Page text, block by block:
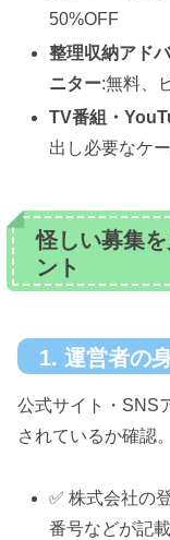
50%OFF
整理収納アド
ニター:無料、
TV番組・
出し必要なケ
怪しい募集
ント
1. 運営者の
公式サイト・SNS
されているか確認。
✅ 株式会社の
番号などが記載